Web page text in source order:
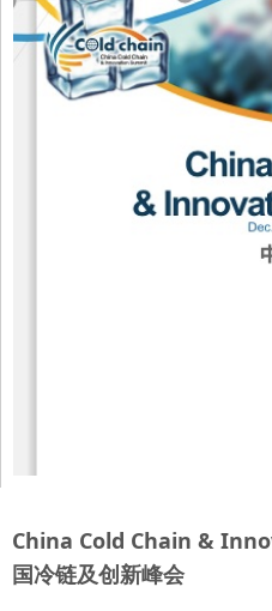
China Cold Chain &
国冷链及创新峰会